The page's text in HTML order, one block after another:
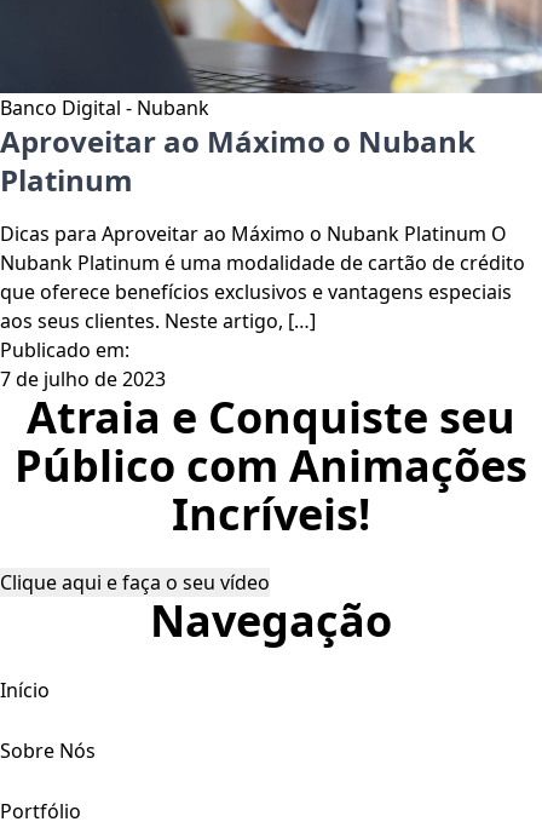
Banco Digital - Nubank
Aproveitar ao Máximo o Nubank
Platinum
Dicas para Aproveitar ao Máximo o Nubank Platinum O
Nubank Platinum é uma modalidade de cartão de crédito
que oferece benefícios exclusivos e vantagens especiais
aos seus clientes. Neste artigo, […]
Publicado em:
7 de julho de 2023
Atraia e Conquiste seu
Público com Animações
Incríveis!
Clique aqui e faça o seu vídeo
Navegação
Início
Sobre Nós
Portfólio